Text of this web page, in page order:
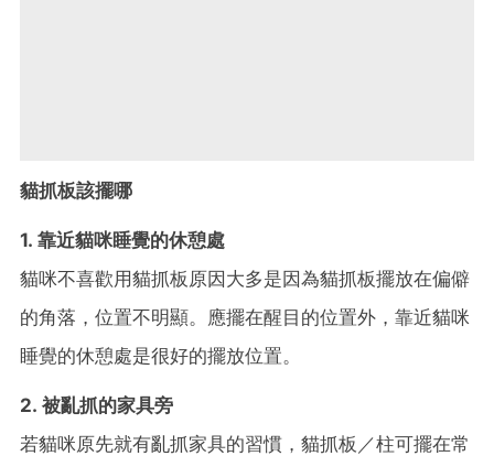
貓抓板該擺哪
1. 靠近貓咪睡覺的休憩處
貓咪不喜歡用貓抓板原因大多是因為貓抓板擺放在偏僻
的角落，位置不明顯。應擺在醒目的位置外，靠近貓咪
睡覺的休憩處是很好的擺放位置。
2. 被亂抓的家具旁
若貓咪原先就有亂抓家具的習慣，貓抓板／柱可擺在常